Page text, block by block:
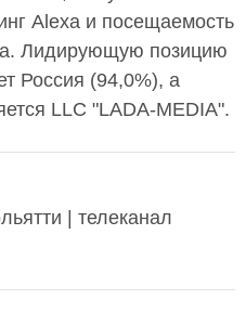
Alexa и посещаемость
Лидирующую позицию
Россия (94,0%), а
LLC "LADA-MEDIA".
| телеканал